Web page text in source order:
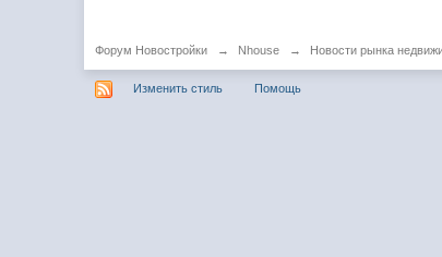
Форум Новостройки → Nhouse → Новости рынка
Изменить стиль Помощь